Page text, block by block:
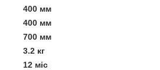
400 мм
400 мм
700 мм
3.2 кг
12 міс